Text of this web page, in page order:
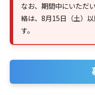
なお、期間中にいただ
絡は、8月15日（土）
す。